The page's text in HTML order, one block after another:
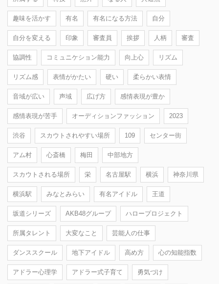
趣味を活かす 有名 有名になる方法 自分
自分を変える 印象 審査員 挨拶 人柄 審査
協調性 コミュニケション能力 向上心 リズム
リズム感 表情がかたい 硬い 柔らかい表情
音域が広い 声域 広げ方 感情表現が豊か
感情表現が苦手 オーディションファッション 2023
渋谷 スカウトされやすい場所 109 センター街
アム村 心斎橋 梅田 中部地方
スカウトされる場所 栄 名古屋駅 横浜 神奈川県
横浜駅 みなとみらい 有名アイドル 王道
坂道シリーズ AKB48グループ ハロープロジェクト
所属タレント 大変なこと 芸能人の仕事
ダンススクール 地下アイドル 高め方 心の知能指数
アドラー心理学 アドラー式子育て 勇気づけ